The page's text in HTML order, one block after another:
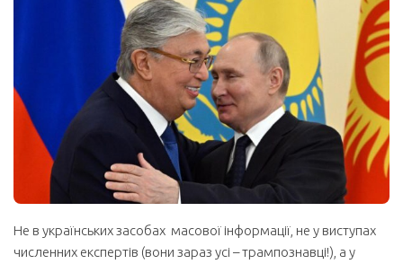
Не в українських засобах масової інформації, не у виступах
численних експертів (вони зараз усі – трампознавці!), а у